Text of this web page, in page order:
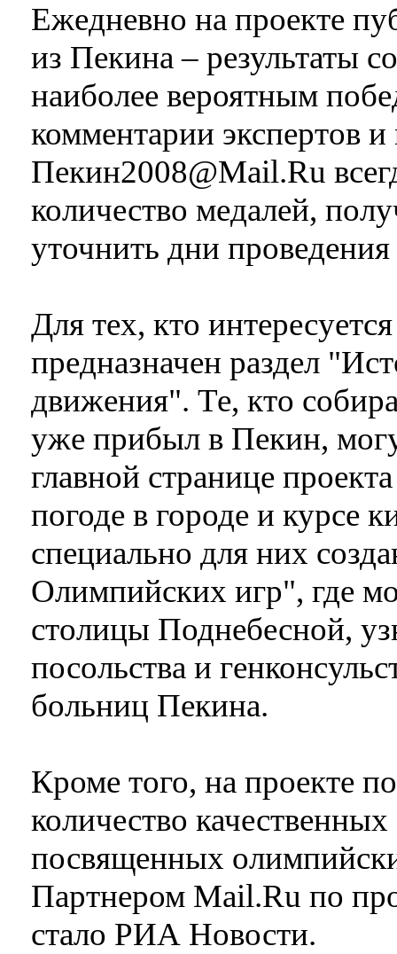
Ежедневно на проекте
из Пекина – результаты
наиболее вероятным
комментарии экспертов
Пекин2008@Mail.Ru
количество медалей,
уточнить дни проведения
Для тех, кто
предназначен раздел
движения". Те, кто
уже прибыл в Пекин,
главной странице
погоде в городе и курсе
специально для них
Олимпийских игр", где
столицы Поднебесной,
посольства и
больниц Пекина.
Кроме того, на проекте
количество
посвященных
Партнером Mail.Ru по
стало РИА Новости.